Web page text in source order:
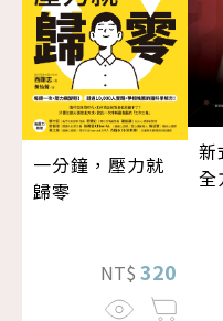
一分鐘，壓力就
歸零
NT$ 320
全